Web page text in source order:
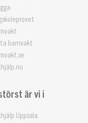
barnvakt
är vi i
Uppsala